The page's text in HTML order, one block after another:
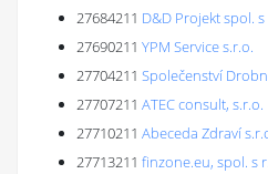
27684211 D&D Projekt spol. s
27690211 YPM Service s.r.o.
27704211 Společenství
27707211 ATEC consult, s.r.o.
27710211 Abeceda Zdraví
27713211 finzone.eu, spol. s